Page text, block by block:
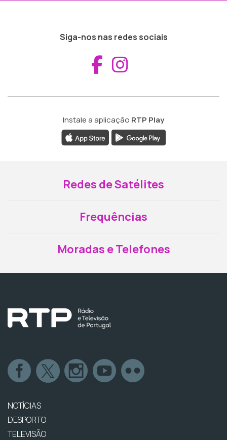
Siga-nos nas redes sociais
Aceder ao
Instale a aplicação RTP Play
Redes de Satélites
Frequências
Moradas e Telefones
NOTÍCIAS
DESPORTO
TELEVISÃO